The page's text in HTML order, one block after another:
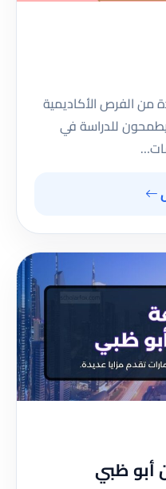
من الفرص الأكاديمية
يطمحون للدراسة في
أبو ظبي